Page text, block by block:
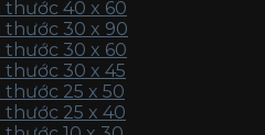
thước 40 x 60
thước 30 x 90
thước 30 x 60
thước 30 x 45
thước 25 x 50
thước 25 x 40